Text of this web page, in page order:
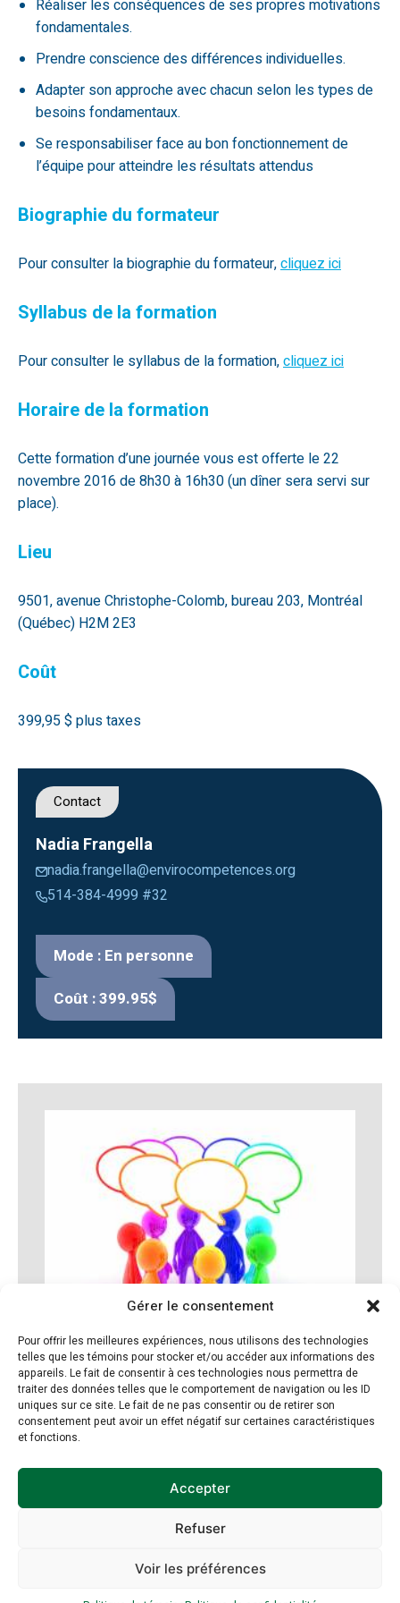
Gérer le consentement
Pour offrir les meilleures expériences, nous utilisons des technologies
telles que les témoins pour stocker et/ou accéder aux informations des
appareils. Le fait de consentir à ces technologies nous permettra de
traiter des données telles que le comportement de navigation ou les ID
uniques sur ce site. Le fait de ne pas consentir ou de retirer son
consentement peut avoir un effet négatif sur certaines caractéristiques
et fonctions.
Accepter
Refuser
Voir les préférences
Contact
Nadia Frangella
nadia.frangella@envirocompetences.org
514-384-4999 #32
Mode : En personne
Coût : 399.95$
Réaliser les conséquences de ses propres motivations
fondamentales.
Prendre conscience des différences individuelles.
Adapter son approche avec chacun selon les types de
besoins fondamentaux.
Se responsabiliser face au bon fonctionnement de
l’équipe pour atteindre les résultats attendus
Biographie du formateur
Pour consulter la biographie du formateur,cliquez ici
Syllabus de la formation
Pour consulter le syllabus de la formation,cliquez ici
Horaire de la formation
Cette formation d’une journée vous est offerte le 22
novembre 2016 de 8h30 à 16h30 (un dîner sera servi sur
place).
Lieu
9501, avenue Christophe-Colomb, bureau 203, Montréal
(Québec) H2M 2E3
Coût
399,95 $ plus taxes
Inscription à